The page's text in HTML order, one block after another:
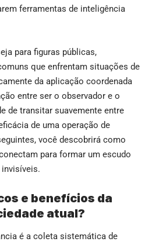
ferramentas de inteligência
para figuras públicas,
que enfrentam situações de
da aplicação coordenada
entre ser o observador e o
de transitar suavemente entre
de uma operação de
você descobrirá como
para formar um escudo
e benefícios da
atual?
é a coleta sistemática de